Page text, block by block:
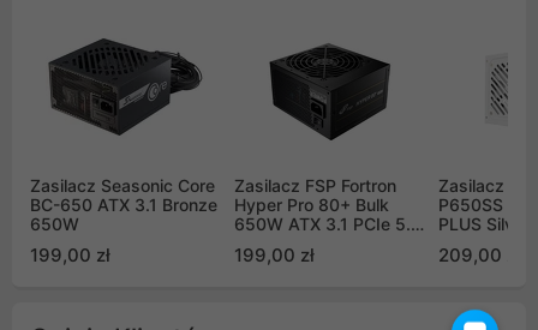
Zasilacz Seasonic Core
BC-650 ATX 3.1 Bronze
650W
199,00 zł
Zasilacz FSP Fortron
Hyper Pro 80+ Bulk
650W ATX 3.1 PCIe 5.1
80+PRO650 G5.1)
199,00 zł
Zasilacz
P650SS
PLUS Silver
209,00 zł